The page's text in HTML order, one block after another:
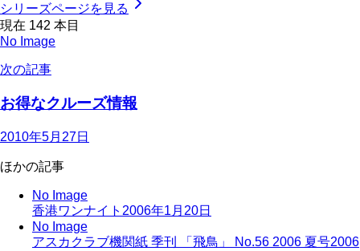
シリーズページを見る
現在 142 本目
No Image
次の記事
お得なクルーズ情報
2010年5月27日
ほかの記事
No Image
香港ワンナイト 2006年1月20日
No Image
アスカクラブ機関紙 季刊 「飛鳥」 No.56 2006 夏号2006